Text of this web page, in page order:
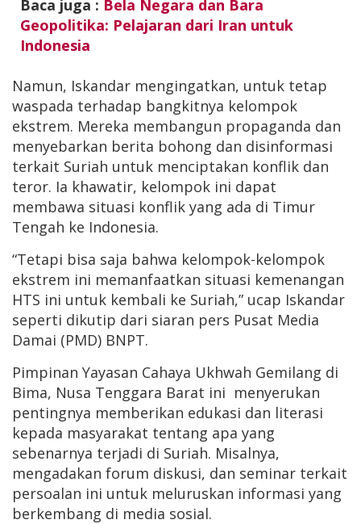
Baca juga : Bela Negara dan Bara
Geopolitika: Pelajaran dari Iran untuk
Indonesia
Namun, Iskandar mengingatkan, untuk tetap
waspada terhadap bangkitnya kelompok
ekstrem. Mereka membangun propaganda dan
menyebarkan berita bohong dan disinformasi
terkait Suriah untuk menciptakan konflik dan
teror. Ia khawatir, kelompok ini dapat
membawa situasi konflik yang ada di Timur
Tengah ke Indonesia.
“Tetapi bisa saja bahwa kelompok-kelompok
ekstrem ini memanfaatkan situasi kemenangan
HTS ini untuk kembali ke Suriah,” ucap Iskandar
seperti dikutip dari siaran pers Pusat Media
Damai (PMD) BNPT.
Pimpinan Yayasan Cahaya Ukhwah Gemilang di
Bima, Nusa Tenggara Barat ini menyerukan
pentingnya memberikan edukasi dan literasi
kepada masyarakat tentang apa yang
sebenarnya terjadi di Suriah. Misalnya,
mengadakan forum diskusi, dan seminar terkait
persoalan ini untuk meluruskan informasi yang
berkembang di media sosial.